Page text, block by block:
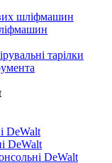
шліфмашин
тарілки
DeWalt
DeWalt
DeWalt